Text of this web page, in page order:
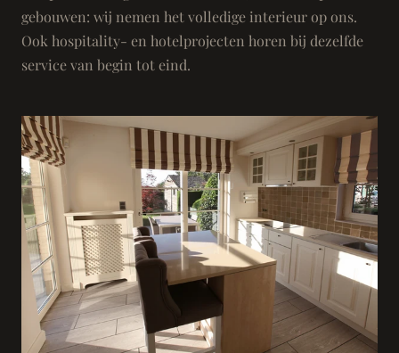
gebouwen: wij nemen het volledige interieur op ons.
Ook hospitality- en hotelprojecten horen bij dezelfde
service van begin tot eind.